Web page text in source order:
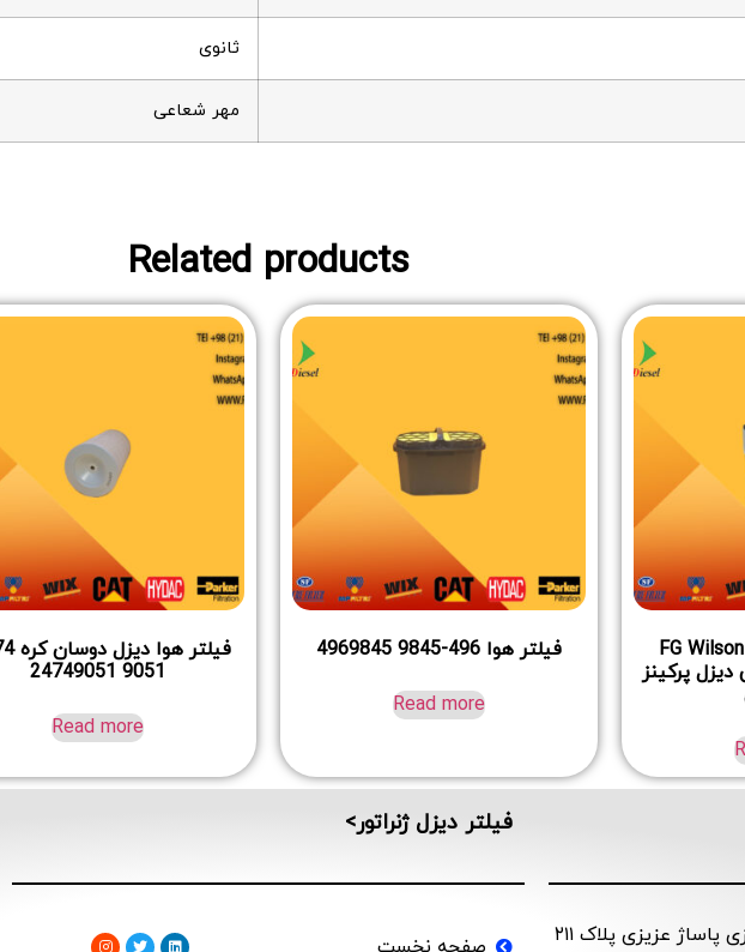
ثانوی
مهر شعاعی
Related products
FG
دیزل پرکینز
فیلتر هوا 496-9845 4969845
Read more
9051 24749051
Read more
عزیزی پلاک ۲۱۱
فیلتر دیزل ژنراتور>